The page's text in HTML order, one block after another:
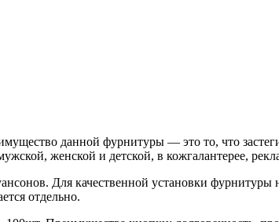
данной фурнитуры — это то, что
женской и детской, в кожгалантерее,
Для качественной установки фурнитуры
отдельно.